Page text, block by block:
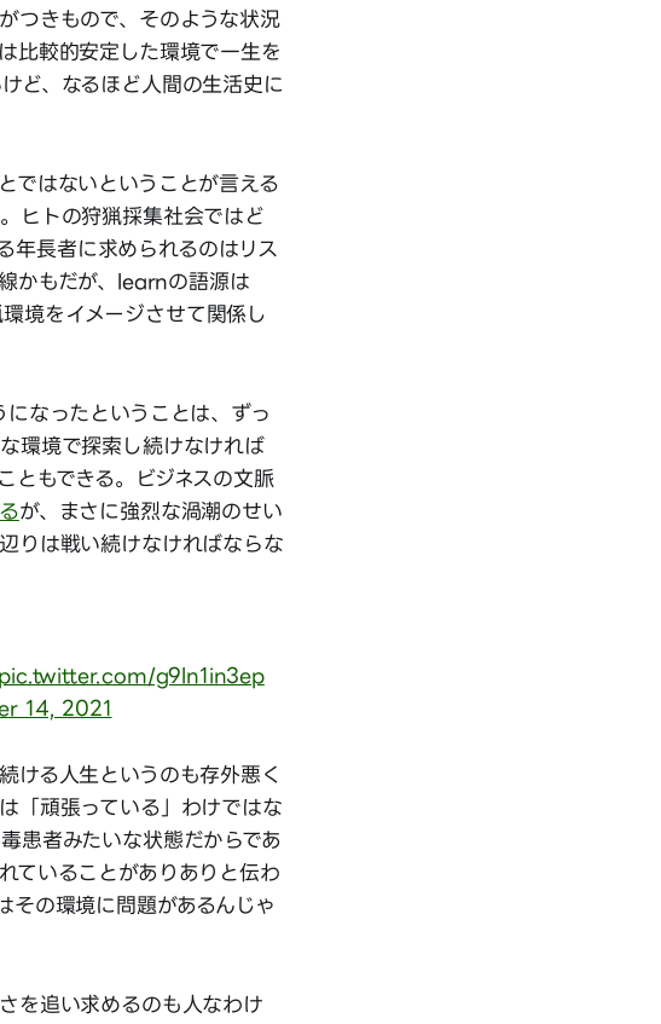
つきもので、そのような状況
比較的安定した環境で一生を
ど、なるほど人間の生活史に
ではないということが言える
ヒトの狩猟採集社会ではど
年長者に求められるのはリス
かもだが、learnの語源は
境をイメージさせて関係し
なったということは、ずっ
環境で探索し続けなければ
ともできる。ビジネスの文脈
が、まさに強烈な渦潮のせい
りは戦い続けなければならな
pic.twitter.com/g9ln1in3ep
14, 2021
ける人生というのも存外悪く
「頑張っている」わけではな
患者みたいな状態だからであ
ていることがありありと伝わ
その環境に問題があるんじゃ
を追い求めるのも人なわけ